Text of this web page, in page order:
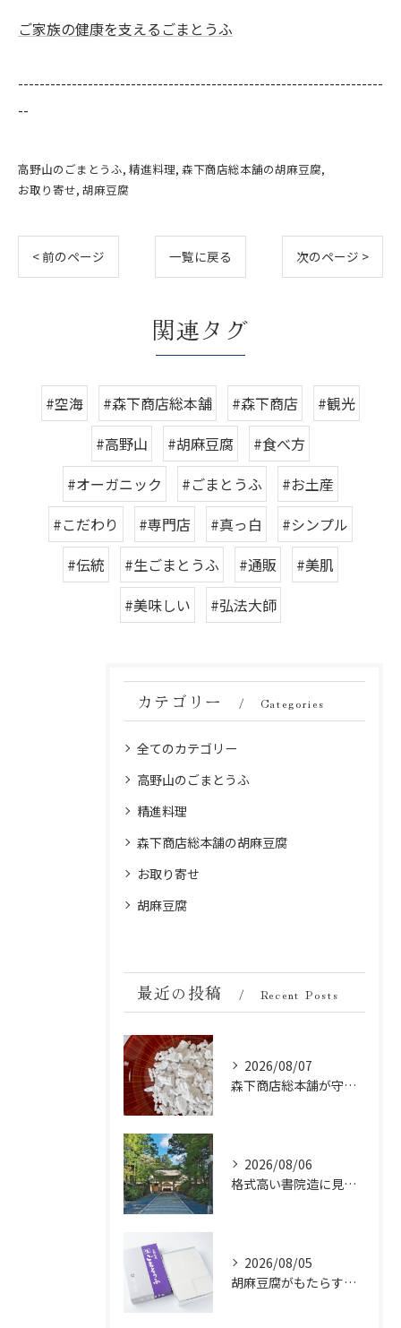
ご家族の健康を支えるごまとうふ
--------------------------------------------------------------------
--
高野山のごまとうふ 精進料理 森下商店総本舗の胡麻豆腐
お取り寄せ 胡麻豆腐
< 前のページ 一覧に戻る 次のページ >
関連タグ
#空海 #森下商店総本舗 #森下商店
#観光
#高野山
#胡麻豆腐
#食べ方
#オーガニック
#ごまとうふ
#お土産
#こだわり
#専門店 #真っ白
#シンプル
#伝統
#生ごまとうふ #通販
#美肌
#美味しい
#弘法大師
カテゴリー Categories
全てのカテゴリー
高野山のごまとうふ
精進料理
森下商店総本舗の胡麻豆腐
お取り寄せ
胡麻豆腐
最近の投稿 Recent Posts
2026/08/07
森下商店総本舗が守り続ける伝統の胡麻豆腐に使う吉野葛の純度と効能
2026/08/06
格式高い書院造に見る金剛峯寺の中世から近世への変遷
2026/08/05
胡麻豆腐がもたらす美肌の秘密：ビタミンEと抗酸化成分の力